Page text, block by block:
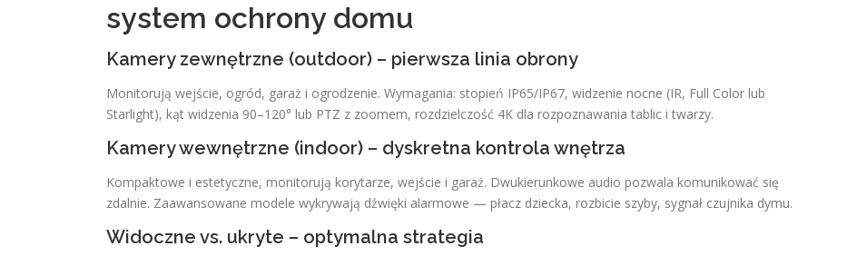
system ochrony domu
Kamery zewnętrzne (outdoor) – pierwsza linia obrony
Monitorują wejście, ogród, garaż i ogrodzenie. Wymagania: stopień IP65/IP67, widzenie nocne (IR, Full Color lub
Starlight), kąt widzenia 90–120° lub PTZ z zoomem, rozdzielczość 4K dla rozpoznawania tablic i twarzy.
Kamery wewnętrzne (indoor) – dyskretna kontrola wnętrza
Kompaktowe i estetyczne, monitorują korytarze, wejście i garaż. Dwukierunkowe audio pozwala komunikować się
zdalnie. Zaawansowane modele wykrywają dźwięki alarmowe — płacz dziecka, rozbicie szyby, sygnał czujnika dymu.
Widoczne vs. ukryte – optymalna strategia